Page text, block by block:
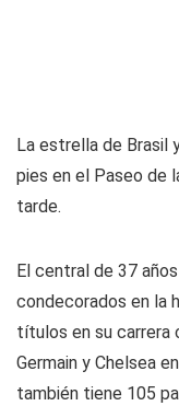
La estrella de Brasil
pies en el Paseo de
tarde.
El central de 37
condecorados en la
títulos en su carrera
Germain y Chelsea
también tiene 105